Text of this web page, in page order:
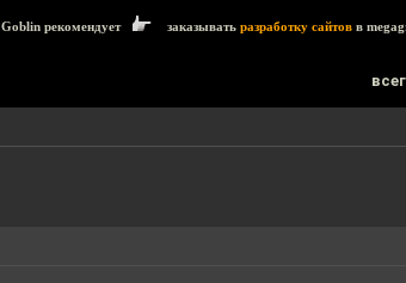
Goblin рекомендует заказывать разработку сайтов в